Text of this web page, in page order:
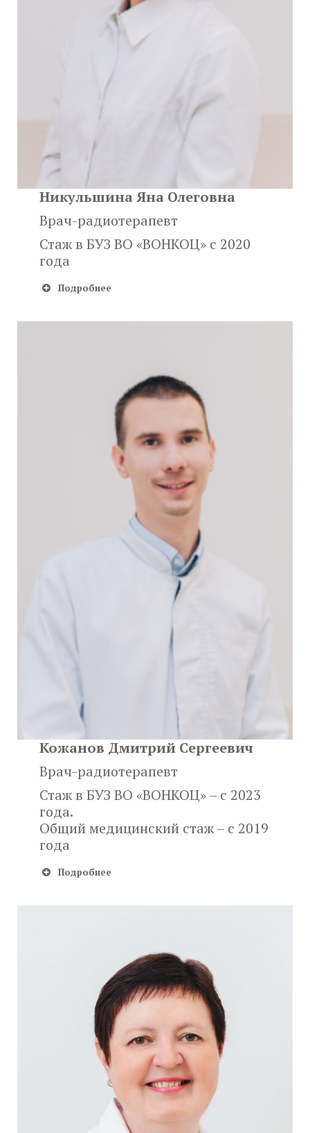
Никульшина Яна Олеговна
Врач-радиотерапевт
Стаж в БУЗ ВО «ВОНКОЦ» с 2020
года
Подробнее
Кожанов Дмитрий Сергеевич
Врач-радиотерапевт
Стаж в БУЗ ВО «ВОНКОЦ» – с 2023
года.
Общий медицинский стаж – с 2019
года
Подробнее